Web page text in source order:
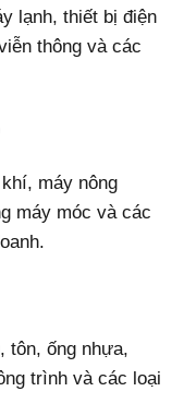
lạnh, thiết bị điện
thông và các
máy nông
máy móc và các
tôn, ống nhựa,
trình và các loại